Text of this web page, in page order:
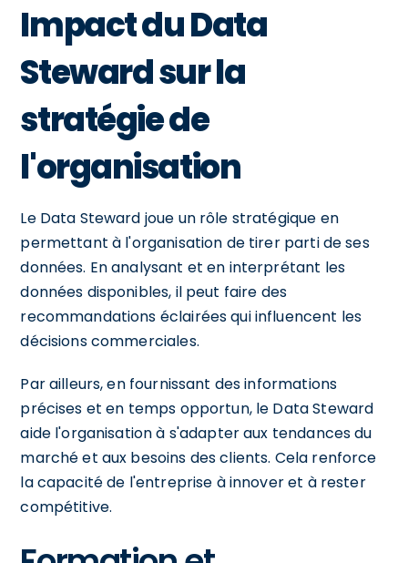
Impact du Data
Steward sur la
stratégie de
l'organisation
Le Data Steward joue un rôle stratégique en
permettant à l'organisation de tirer parti de ses
données. En analysant et en interprétant les
données disponibles, il peut faire des
recommandations éclairées qui influencent les
décisions commerciales.
Par ailleurs, en fournissant des informations
précises et en temps opportun, le Data Steward
aide l'organisation à s'adapter aux tendances du
marché et aux besoins des clients. Cela renforce
la capacité de l'entreprise à innover et à rester
compétitive.